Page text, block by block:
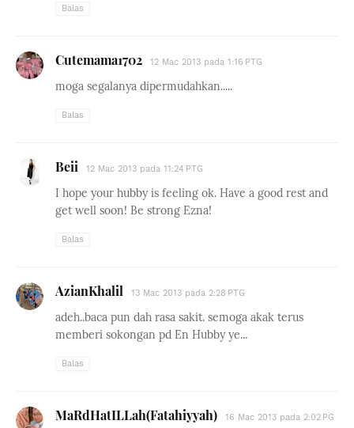
Balas
Cutemama1702 12 Mac 2013 pada 1:16 PTG
moga segalanya dipermudahkan.....
Balas
Beii 12 Mac 2013 pada 11:24 PTG
I hope your hubby is feeling ok. Have a good rest and
get well soon! Be strong Ezna!
Balas
AzianKhalil 13 Mac 2013 pada 2:28 PTG
adeh..baca pun dah rasa sakit. semoga akak terus
memberi sokongan pd En Hubby ye...
Balas
MaRdHatILLah(Fatahiyyah) 16 Mac 2013 pada 2:02 PG